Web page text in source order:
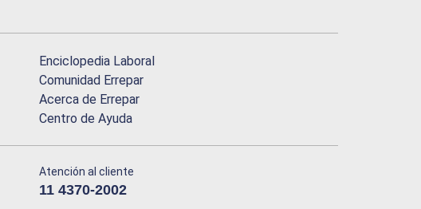
Enciclopedia Laboral
Comunidad Errepar
Acerca de Errepar
Centro de Ayuda
Atención al cliente
11 4370-2002